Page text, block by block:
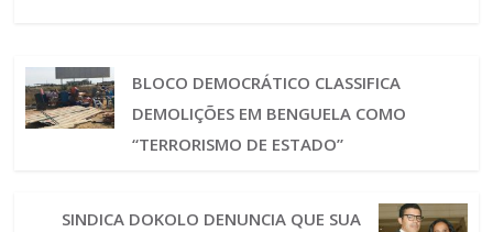
BLOCO DEMOCRÁTICO CLASSIFICA
DEMOLIÇÕES EM BENGUELA COMO
“TERRORISMO DE ESTADO”
SINDICA DOKOLO DENUNCIA QUE SUA